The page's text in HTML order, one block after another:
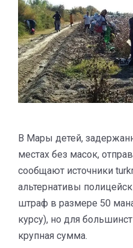
В Мары детей,
местах без масок,
сообщают источники
альтернативы
штраф в размере 50
курсу), но для
крупная сумма.